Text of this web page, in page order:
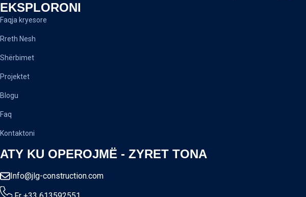
EKSPLORONI
Faqja kryesore
Rreth Nesh
Shërbimet
Projektet
Blogu
Faq
Kontaktoni
ATY KU OPEROJMË - ZYRET TONA
Info@jlg-construction.com